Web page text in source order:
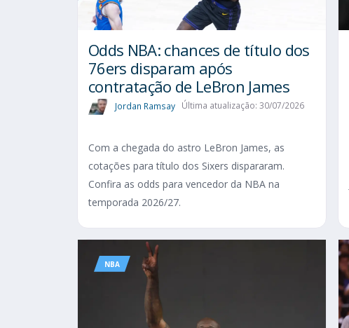
Odds NBA: chances de título dos
76ers disparam após
contratação de LeBron James
Jordan Ramsay Última atualização: 30/07/2026
Com a chegada do astro LeBron James, as
cotações para título dos Sixers dispararam.
Confira as odds para vencedor da NBA na
temporada 2026/27.
NBA